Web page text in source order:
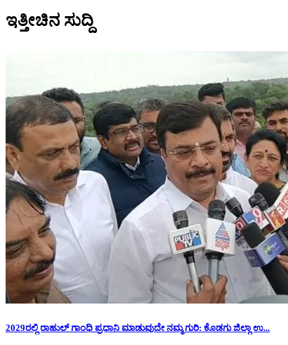
ಇತ್ತೀಚಿನ ಸುದ್ದಿ
2029ರಲ್ಲಿ ರಾಹುಲ್ ಗಾಂಧಿ ಪ್ರಧಾನಿ ಮಾಡುವುದೇ ನಮ್ಮ ಗುರಿ: ಕೊಡಗು ಜಿಲ್ಲಾ ಉ...